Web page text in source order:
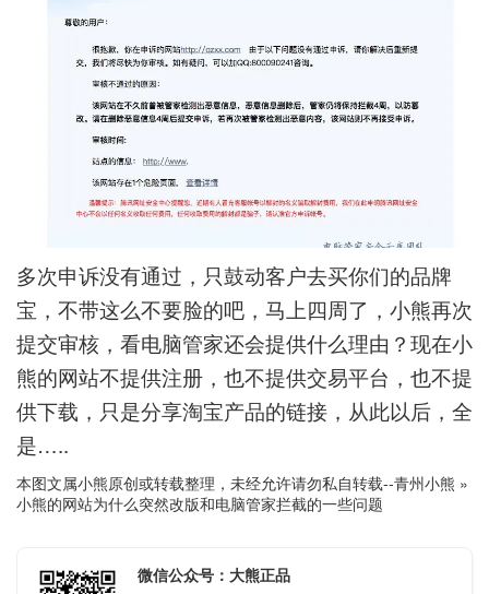
多次申诉没有通过，只鼓动客户去买你们的品牌
宝，不带这么不要脸的吧，马上四周了，小熊再次
提交审核，看电脑管家还会提供什么理由？现在小
熊的网站不提供注册，也不提供交易平台，也不提
供下载，只是分享淘宝产品的链接，从此以后，全
是…..
本图文属小熊原创或转载整理，未经允许请勿私自转载--青州小熊 »
小熊的网站为什么突然改版和电脑管家拦截的一些问题
微信公众号：大熊正品